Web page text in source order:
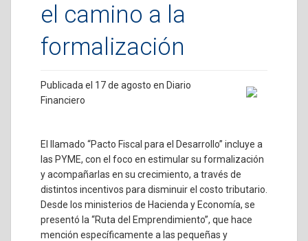
el camino a la
formalización
Publicada el 17 de agosto en Diario
Financiero
El llamado “Pacto Fiscal para el Desarrollo” incluye a
las PYME, con el foco en estimular su formalización
y acompañarlas en su crecimiento, a través de
distintos incentivos para disminuir el costo tributario.
Desde los ministerios de Hacienda y Economía, se
presentó la “Ruta del Emprendimiento”, que hace
mención específicamente a las pequeñas y